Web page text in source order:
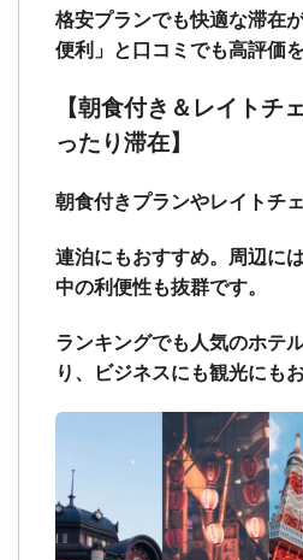
格安プランでも快適な滞在
便利」と口コミでも高評価
【朝食付き＆レイトチ
ったり滞在】
朝食付きプランやレイトチ
連泊にもおすすめ。周辺に
中の利便性も抜群です。
ランキングでも人気のホテ
り、ビジネスにも観光にも